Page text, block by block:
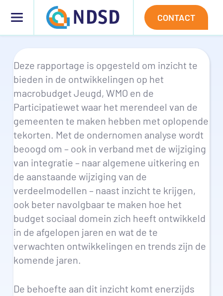
naar
CONTACT
Deze rapportage is opgesteld om inzicht te
bieden in de ontwikkelingen op het
macrobudget Jeugd, WMO en de
Participatiewet waar het merendeel van de
gemeenten te maken hebben met oplopende
tekorten. Met de ondernomen analyse wordt
beoogd om – ook in verband met de wijziging
van integratie – naar algemene uitkering en
de aanstaande wijziging van de
verdeelmodellen – naast inzicht te krijgen,
ook beter navolgbaar te maken hoe het
budget sociaal domein zich heeft ontwikkeld
in de afgelopen jaren en wat de te
verwachten ontwikkelingen en trends zijn de
komende jaren.
De behoefte aan dit inzicht komt enerzijds